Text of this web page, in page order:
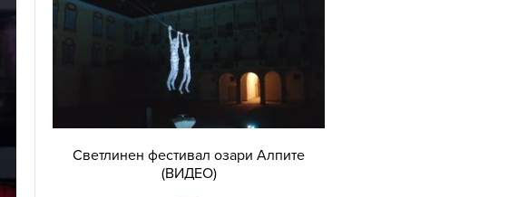
Светлинен фестивал озари Алпите
(ВИДЕО)